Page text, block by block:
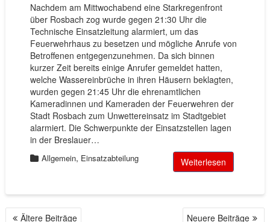
Nachdem am Mittwochabend eine Starkregenfront
über Rosbach zog wurde gegen 21:30 Uhr die
Technische Einsatzleitung alarmiert, um das
Feuerwehrhaus zu besetzen und mögliche Anrufe von
Betroffenen entgegenzunehmen. Da sich binnen
kurzer Zeit bereits einige Anrufer gemeldet hatten,
welche Wassereinbrüche in ihren Häusern beklagten,
wurden gegen 21:45 Uhr die ehrenamtlichen
Kameradinnen und Kameraden der Feuerwehren der
Stadt Rosbach zum Unwettereinsatz im Stadtgebiet
alarmiert. Die Schwerpunkte der Einsatzstellen lagen
in der Breslauer…
Allgemein, Einsatzabteilung Weiterlesen
Ältere Beiträge Neuere Beiträge